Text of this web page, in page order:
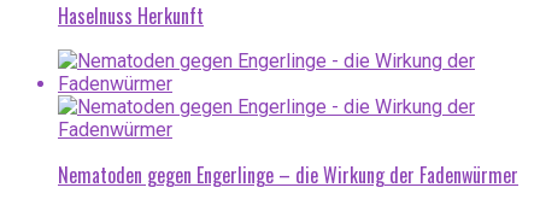
Haselnuss Herkunft
Nematoden gegen Engerlinge – die Wirkung der Fadenwürmer